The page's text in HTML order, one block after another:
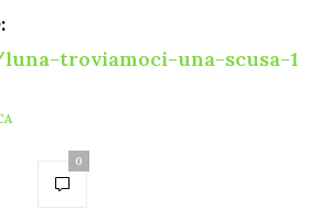
troviamoci-una-scusa-1
0